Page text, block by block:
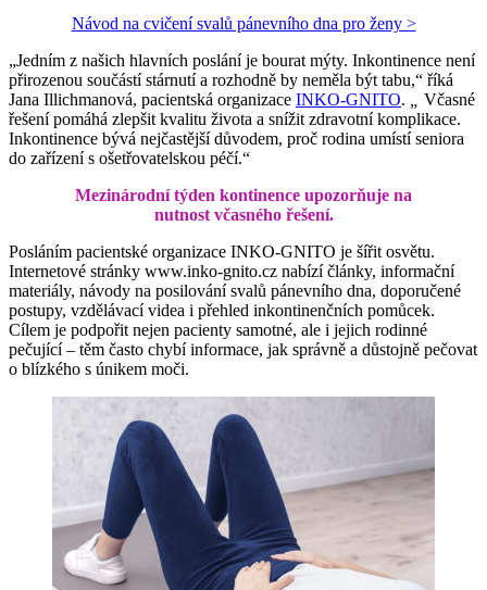
Návod na cvičení svalů pánevního dna pro ženy >
„Jedním z našich hlavních poslání je bourat mýty. Inkontinence není
přirozenou součástí stárnutí a rozhodně by neměla být tabu,“ říká
Jana Illichmanová, pacientská organizace INKO-GNITO.
Včasné
řešení pomáhá zlepšit kvalitu života a snížit zdravotní komplikace.
Inkontinence bývá nejčastější důvodem, proč rodina umístí seniora
do zařízení s ošetřovatelskou péčí.“
Mezinárodní týden kontinence upozorňuje na
nutnost včasného řešení.
Posláním pacientské organizace INKO-GNITO je šířit osvětu.
Internetové stránky www.inko-gnito.cz nabízí články, informační
materiály, návody na posilování svalů pánevního dna, doporučené
postupy, vzdělávací videa i přehled inkontinenčních pomůcek.
Cílem je podpořit nejen pacienty samotné, ale i jejich rodinné
pečující – těm často chybí informace, jak správně a důstojně pečovat
o blízkého s únikem moči.